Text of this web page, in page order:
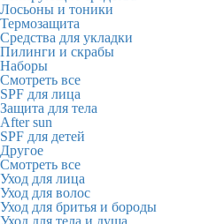
Лосьоны и тоники
Термозащита
Средства для укладки
Пилинги и скрабы
Наборы
Смотреть все
SPF для лица
Защита для тела
After sun
SPF для детей
Другое
Смотреть все
Уход для лица
Уход для волос
Уход для бритья и бороды